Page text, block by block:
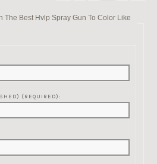
The Best Hvlp Spray Gun To Color Like
(REQUIRED):